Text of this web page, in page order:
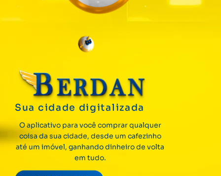
Sua cidade digitalizada
O aplicativo para você comprar qualquer
coisa da sua cidade, desde um cafezinho
até um imóvel, ganhando dinheiro de volta
em tudo.